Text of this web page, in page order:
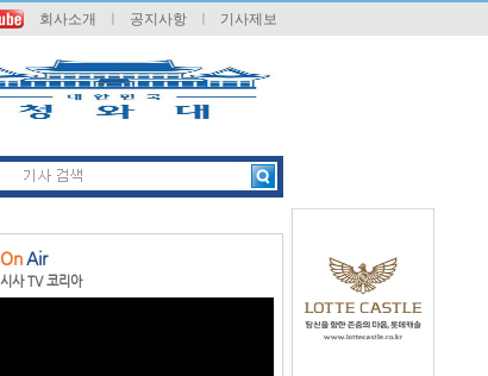
회사소개 공지사항 기사제보
On Air
시사 TV 코리아